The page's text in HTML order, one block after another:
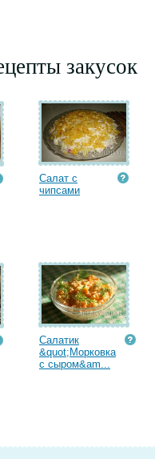
закусок
Салат с
чипсами
Салатик
&quot;Морковка
с сыром&am...